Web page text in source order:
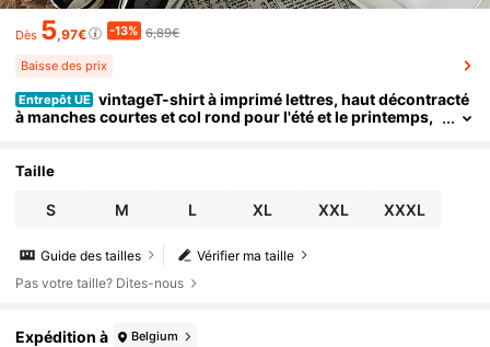
Dès 5,97€ -13% 6,89€
Baisse des prix
Entrepôt UE vintageT-shirt à imprimé lettres, haut décontracté
à manches courtes et col rond pour l'été et le printemps,
Taille
S M L XL XXL XXXL
Vérifier ma taille
Guide des tailles
Pas votre taille? Dites-nous
Expédition à Belgium